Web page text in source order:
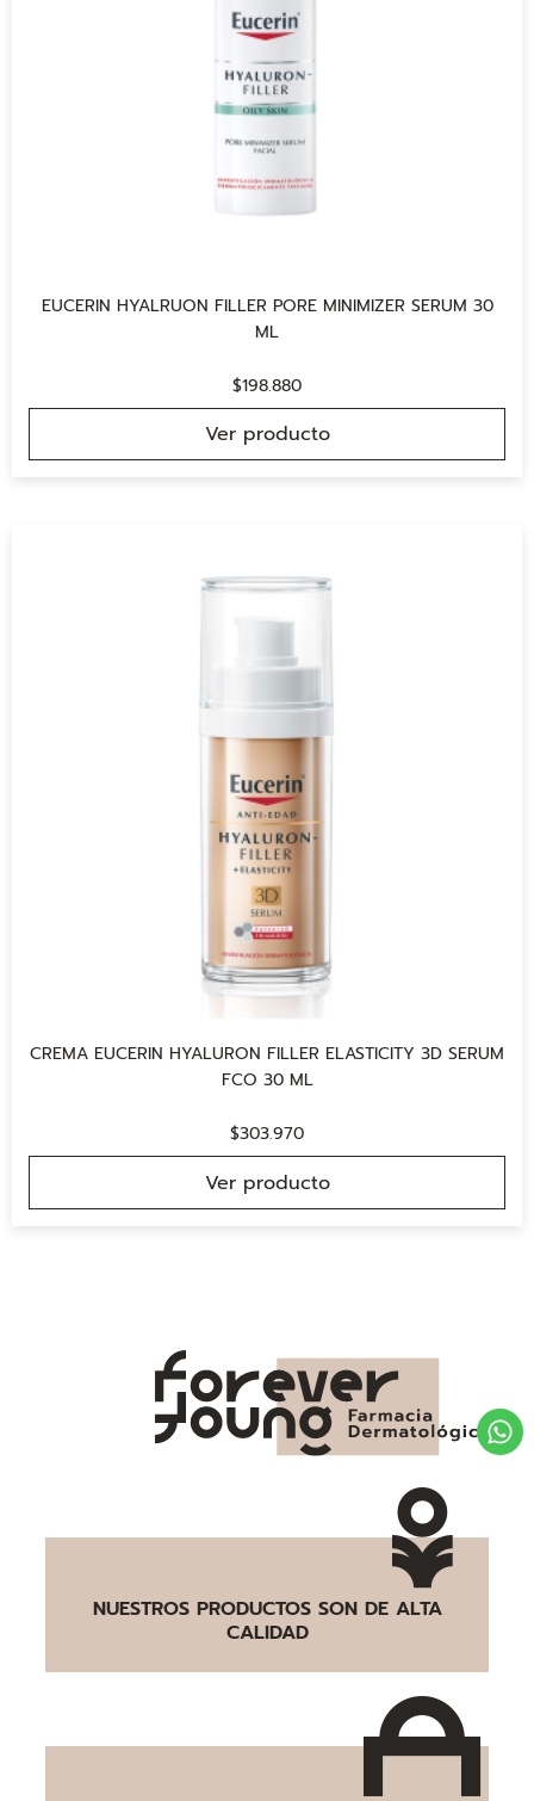
EUCERIN HYALRUON FILLER PORE MINIMIZER SERUM 30
ML
$198.880
Ver producto
CREMA EUCERIN HYALURON FILLER ELASTICITY 3D SERUM
FCO 30 ML
$303.970
Ver producto
NUESTROS PRODUCTOS SON DE ALTA
CALIDAD